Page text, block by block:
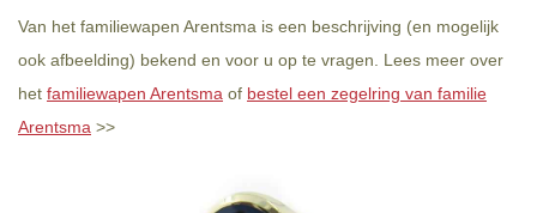
Van het familiewapen Arentsma is een beschrijving (en mogelijk
ook afbeelding) bekend en voor u op te vragen. Lees meer over
het familiewapen Arentsma of bestel een zegelring van familie
Arentsma >>